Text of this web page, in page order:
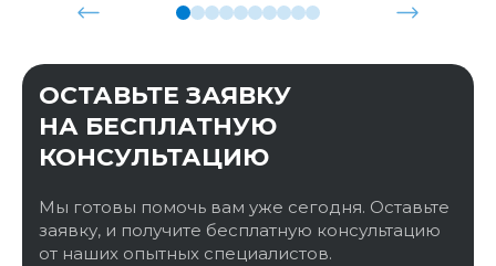
ОСТАВЬТЕ ЗАЯВКУ
НА БЕСПЛАТНУЮ
КОНСУЛЬТАЦИЮ
Мы готовы помочь вам уже сегодня. Оставьте
заявку, и получите бесплатную консультацию
от наших опытных специалистов.